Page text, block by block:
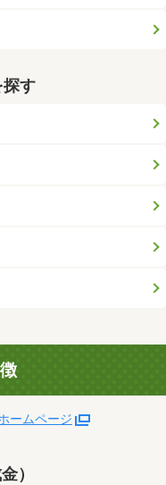
探す
ームページ
）